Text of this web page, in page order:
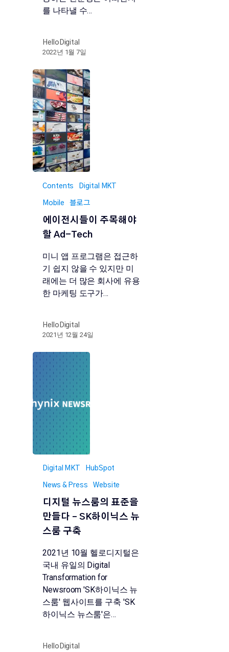
를 나타낼 수…
HelloDigital
2022년 1월 7일
Contents Digital MKT
Mobile 블로그
에이전시들이 주목해야
할 Ad-Tech
미니 앱 프로그램은 접근하
기 쉽지 않을 수 있지만 미
래에는 더 많은 회사에 유용
한 마케팅 도구가…
HelloDigital
2021년 12월 24일
Digital MKT HubSpot
News & Press Website
디지털 뉴스룸의 표준을
만들다 – SK하이닉스 뉴
스룸 구축
2021년 10월 헬로디지털은
국내 유일의 Digital
Transformation for
Newsroom 'SK하이닉스 뉴
스룸' 웹사이트를 구축 'SK
하이닉스 뉴스룸'은…
HelloDigital